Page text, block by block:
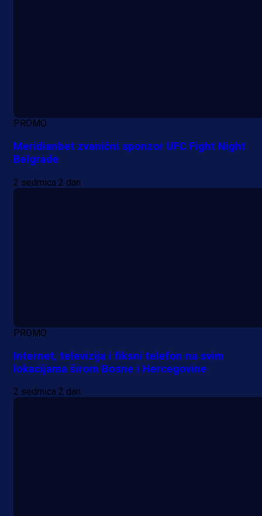
PROMO
Meridianbet zvanični sponzor UFC Fight Night
Belgrade
2 sedmica 2 dan
PROMO
Internet, televizija i fiksni telefon na svim
lokacijama širom Bosne i Hercegovine
2 sedmica 2 dan